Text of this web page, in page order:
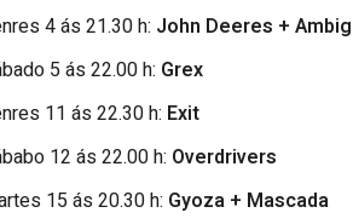
4 ás 21.30 h: John Deeres +
5 ás 22.00 h: Grex
11 ás 22.30 h: Exit
12 ás 22.00 h: Overdrivers
15 ás 20.30 h: Gyoza + Mascada